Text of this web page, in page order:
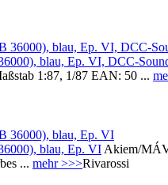
blau, Ep. VI, DCC-
1:87, 1/87 EAN: 50 ...
blau, Ep. VI Akiem/
... mehr >>>Rivarossi